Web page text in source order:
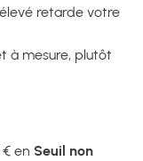
retarde votre
à mesure, plutôt
en Seuil non